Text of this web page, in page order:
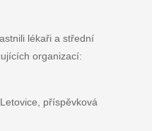
lékaři a střední
organizací:
příspěvková